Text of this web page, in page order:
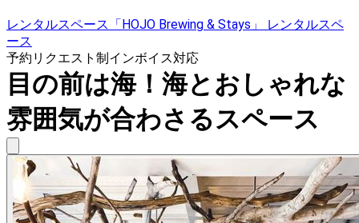
レンタルスペース「HOJO Brewing & Stays」 レンタルスペ
ース
予約リクエスト制インボイス対応
目の前は海！海とおしゃれな
雰囲気が合わさるスペース